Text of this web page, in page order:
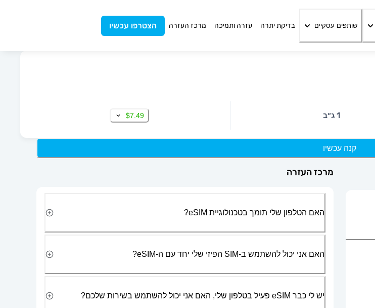
שותפים עסקיים בדיקת יתרה עזרה ותמיכה מרכז העזרה הצטרפו עכשיו
1 ג״ב $7.49
קנה עכשיו
מרכז העזרה
האם הטלפון שלי תומך בטכנולוגיית eSIM?
האם אני יכול להשתמש ב-SIM הפיזי שלי יחד עם ה-eSIM?
יש לי כבר eSIM פעיל בטלפון שלי, האם אני יכול להשתמש בשירות שלכם?